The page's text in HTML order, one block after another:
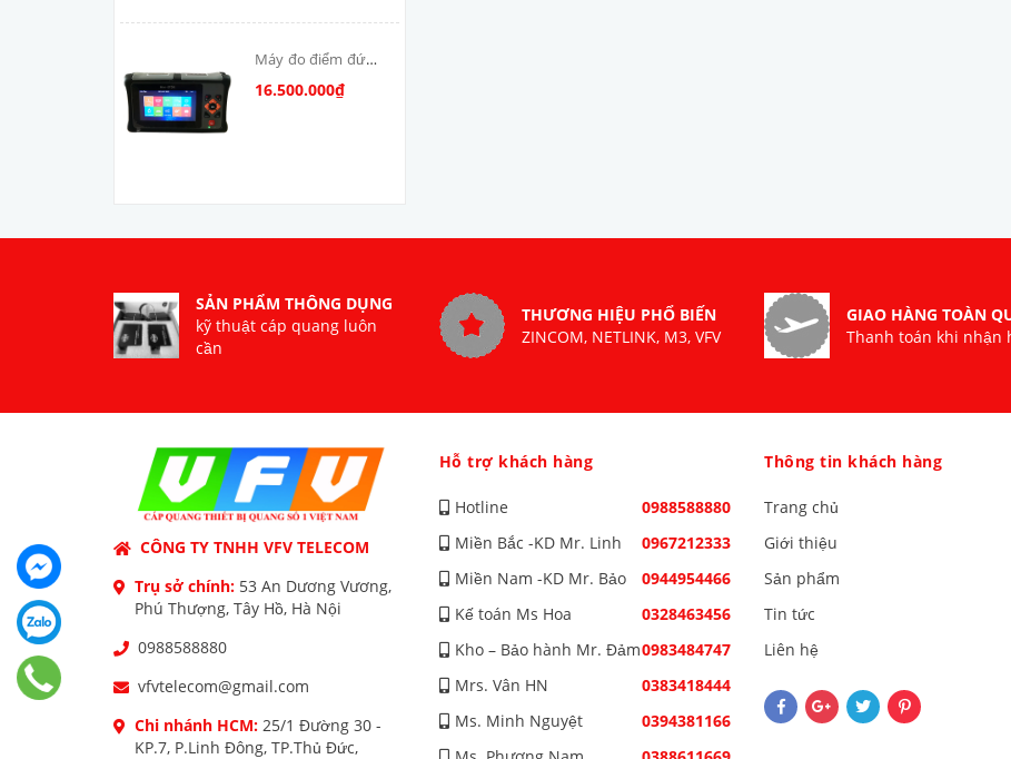
Máy đo điểm đứt
cáp quang OTDR
16.500.000₫
SẢN PHẨM THÔNG DỤNG
kỹ thuật cáp quang luôn
cần
THƯƠNG HIỆU PHỔ BIẾN
ZINCOM, NETLINK, M3, VFV
GIAO HÀNG TOÀN
Thanh toán khi nhận
CÔNG TY TNHH VFV TELECOM
Trụ sở chính: 53 An Dương Vương,
Phú Thượng, Tây Hồ, Hà Nội
0988588880
vfvtelecom@gmail.com
Chi nhánh HCM: 25/1 Đường 30 -
KP.7, P.Linh Đông, TP.Thủ Đức,
Hỗ trợ khách hàng
Hotline
0988588880
Miền Bắc -KD Mr. Linh
0967212333
Miền Nam -KD Mr. Bảo
0944954466
Kế toán Ms Hoa
0328463456
Kho – Bảo hành Mr. Đảm0983484747
Mrs. Vân HN
0383418444
Ms. Minh Nguyệt
0394381166
Thông tin khách hàng
Trang chủ
Giới thiệu
Sản phẩm
Tin tức
Liên hệ